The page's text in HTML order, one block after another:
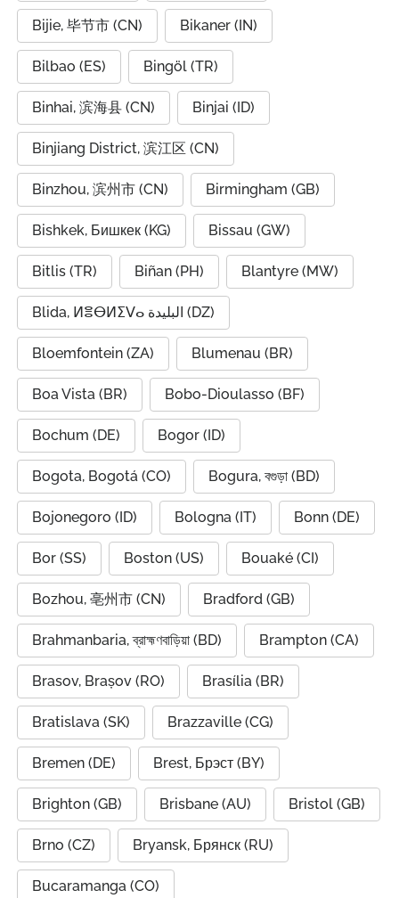
Bijie, 毕节市 (CN) Bikaner (IN)
Bilbao (ES) Bingöl (TR)
Binhai, 滨海县 (CN) Binjai (ID)
Binjiang District, 滨江区 (CN)
Binzhou, 滨州市 (CN) Birmingham (GB)
Bishkek, Бишкек (KG) Bissau (GW)
Bitlis (TR) Biñan (PH) Blantyre (MW)
Blida, ⵍⴻⴱⵍⵉⴸⴰ البليدة (DZ)
Bloemfontein (ZA) Blumenau (BR)
Boa Vista (BR) Bobo-Dioulasso (BF)
Bochum (DE) Bogor (ID)
Bogota, Bogotá (CO) Bogura, বগুড়া (BD)
Bojonegoro (ID) Bologna (IT) Bonn (DE)
Bor (SS) Boston (US) Bouaké (CI)
Bozhou, 亳州市 (CN) Bradford (GB)
Brahmanbaria, ব্রাহ্মণবাড়িয়া (BD) Brampton (CA)
Brasov, Brașov (RO) Brasília (BR)
Bratislava (SK) Brazzaville (CG)
Bremen (DE) Brest, Брэст (BY)
Brighton (GB) Brisbane (AU) Bristol (GB)
Brno (CZ) Bryansk, Брянск (RU)
Bucaramanga (CO)